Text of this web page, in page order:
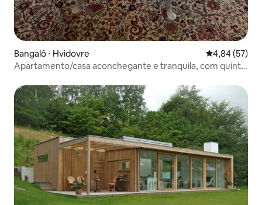
Bangalô ⋅ Hvidovre 4,84 de uma
4,84 (57)
Apartamento/casa aconchegante e tranquila, com quintal